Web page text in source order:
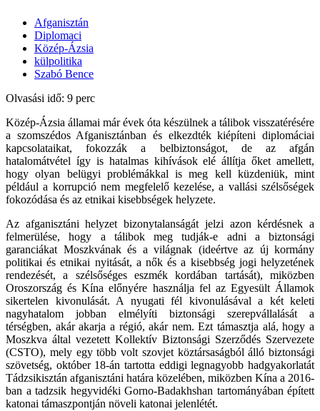
Afganisztán
Diplomaci
Közép-Ázsia
külpolitika
Szabó Bence
Olvasási idő: 9 perc
Közép-Ázsia államai már évek óta készülnek a tálibok visszatérésére
a szomszédos Afganisztánban és elkezdték kiépíteni diplomáciai
kapcsolataikat, fokozzák a belbiztonságot, de az afgán
hatalomátvétel így is hatalmas kihívások elé állítja őket amellett,
hogy olyan belügyi problémákkal is meg kell küzdeniük, mint
például a korrupció nem megfelelő kezelése, a vallási szélsőségek
fokozódása és az etnikai kisebbségek helyzete.
Az afganisztáni helyzet bizonytalanságát jelzi azon kérdésnek a
felmerülése, hogy a tálibok meg tudják-e adni a biztonsági
garanciákat Moszkvának és a világnak (ideértve az új kormány
politikai és etnikai nyitását, a nők és a kisebbség jogi helyzetének
rendezését, a szélsőséges eszmék kordában tartását), miközben
Oroszország és Kína előnyére használja fel az Egyesült Államok
sikertelen kivonulását. A nyugati fél kivonulásával a két keleti
nagyhatalom jobban elmélyíti biztonsági szerepvállalását a
térségben, akár akarja a régió, akár nem. Ezt támasztja alá, hogy a
Moszkva által vezetett Kollektív Biztonsági Szerződés Szervezete
(CSTO), mely egy több volt szovjet köztársaságból álló biztonsági
szövetség, október 18-án tartotta eddigi legnagyobb hadgyakorlatát
Tádzsikisztán afganisztáni határa közelében, miközben Kína a 2016-
ban a tadzsik hegyvidéki Gorno-Badakhshan tartományában épített
katonai támaszpontján növeli katonai jelenlétét.